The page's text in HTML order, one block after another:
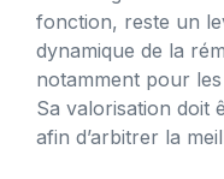
fonction, reste un
dynamique de la
notamment pour
Sa valorisation doit
afin d’arbitrer la